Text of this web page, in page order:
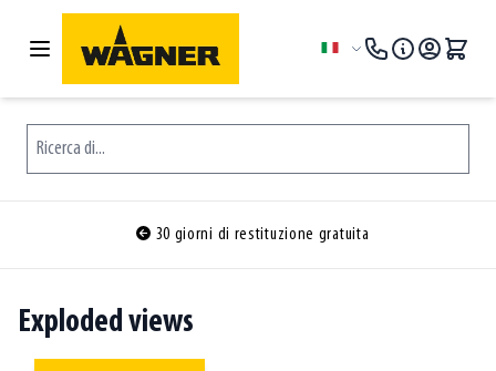
Salta al contenuto
Lingua
Ricerca di...
30 giorni di restituzione gratuita
Exploded views